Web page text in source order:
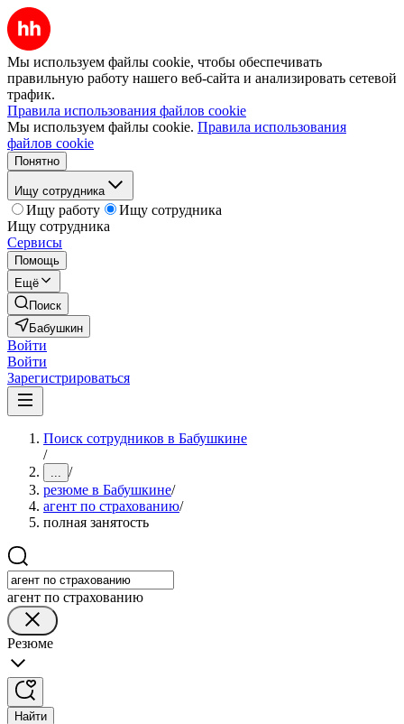
Мы используем файлы cookie, чтобы обеспечивать
правильную работу нашего веб-сайта и анализировать сетевой
трафик.
Правила использования файлов cookie
Мы используем файлы cookie. Правила использования
файлов cookie
Понятно
Ищу сотрудника
Ищу работу
Ищу сотрудника
Ищу сотрудника
Сервисы
Помощь
Ещё
Поиск
Бабушкин
Войти
Войти
Зарегистрироваться
Поиск сотрудников в Бабушкине
/
... /
резюме в Бабушкине/
агент по страхованию/
полная занятость
агент по страхованию
Резюме
Найти